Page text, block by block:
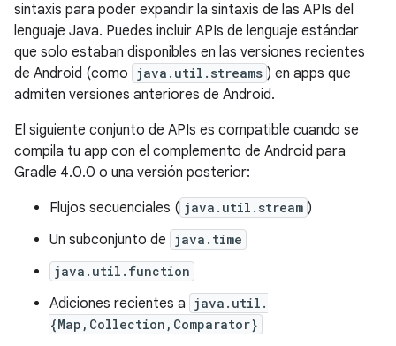
sintaxis para poder expandir la sintaxis de las APIs del
lenguaje Java. Puedes incluir APIs de lenguaje estándar
que solo estaban disponibles en las versiones recientes
de Android (como java.util.streams ) en apps que
admiten versiones anteriores de Android.
El siguiente conjunto de APIs es compatible cuando se
compila tu app con el complemento de Android para
Gradle 4.0.0 o una versión posterior:
Flujos secuenciales ( java.util.stream )
Un subconjunto de java.time
java.util.function
Adiciones recientes a java.util.
{Map,Collection,Comparator}